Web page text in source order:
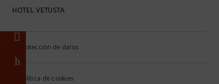
HOTEL VETUSTA
Protección de datos
Política de cookies